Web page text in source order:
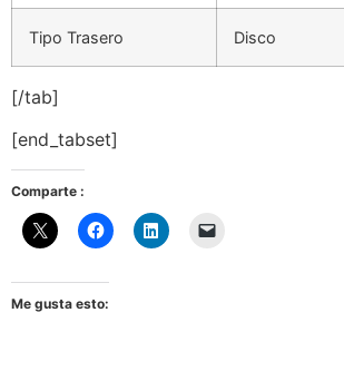
Tipo Trasero Disco
[/tab]
[end_tabset]
Comparte :
Me gusta esto: